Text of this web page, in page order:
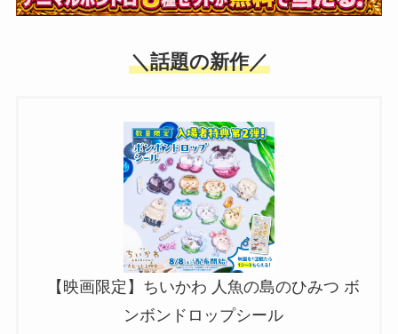
＼話題の新作／
【映画限定】ちいかわ 人魚の島のひみつ ボ
ンボンドロップシール